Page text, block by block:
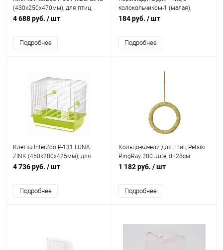
(430х250х470мм), для птиц,
прут цинк
4 688 руб. / шт
Подробнее
колокольчиком-1 (малая),
выс.26см шир. 9,5см
184 руб. / шт
Подробнее
Клетка InterZoo P-131 LUNA
ZINK (450х280х425мм), для
птиц, прут цинк
4 736 руб. / шт
Подробнее
Кольцо-качели для птиц Petsiki
RingRay 280 Jute, d=28см
1 182 руб. / шт
Подробнее